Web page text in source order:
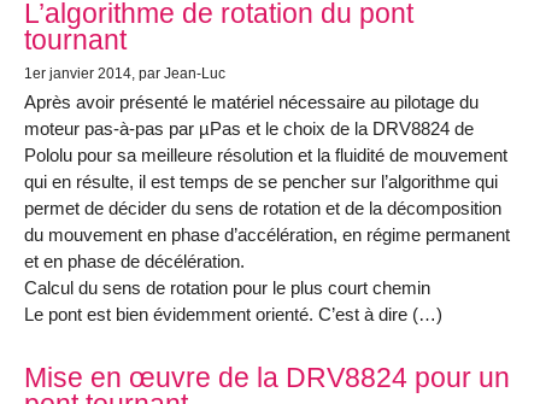
L’algorithme de rotation du pont
tournant
1er janvier 2014 , par Jean-Luc
Après avoir présenté le matériel nécessaire au pilotage du
moteur pas-à-pas par µPas et le choix de la DRV8824 de
Pololu pour sa meilleure résolution et la fluidité de mouvement
qui en résulte, il est temps de se pencher sur l’algorithme qui
permet de décider du sens de rotation et de la décomposition
du mouvement en phase d’accélération, en régime permanent
et en phase de décélération.
Calcul du sens de rotation pour le plus court chemin
Le pont est bien évidemment orienté. C’est à dire (…)
Mise en œuvre de la DRV8824 pour un